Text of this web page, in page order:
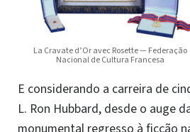
La Cravate d’Or avec Rosette — Federação
Nacional de Cultura Francesa
E considerando a carreira de
L. Ron Hubbard, desde o auge